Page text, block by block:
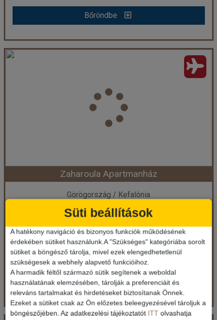
Bőröndbe
Bőröndbe
ELIZA ***
Város:Skala
Utazás módja:
Repülővel
Ellátás:
Önellátás
Szálláskategória:Hotel ***
Maisonette szoba
Időpont: 2026-09-23 | 7 éj
már 239.710 Ft-tól
Időpontok és árak
Bőröndbe
Zaharoula Apartmanház
Görögország / Kefalónia
248.900 Ft-tól
Ellátás: Ellátás nélkül
Időpontok és árak
Bőröndbe
Zaharoula Apartmanház
Süti beállítások
A hatékony navigáció és bizonyos funkciók működésének
érdekében sütiket használunk.A "Szükséges" kategóriába sorolt
sütiket a böngésző tárolja, mivel ezek elengedhetetlenül
szükségesek a webhely alapvető funkcióihoz.
A harmadik féltől származó sütik segítenek a weboldal
használatának elemzésében, tárolják a preferenciáit és
releváns tartalmakat és hirdetéseket biztosítanak Önnek.
Ezeket a sütiket csak az Ön előzetes beleegyezésével tároljuk a
böngészőjében. Az adatkezelési tájékoztatót ITT olvashatja